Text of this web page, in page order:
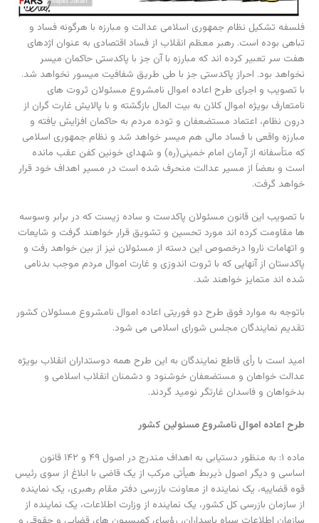
فلسفه تشکیل نظام جمهوری اسلامی عدالت و مبارزه با هرگونه فساد و
تباهی بوده است. رهبر معظم انقلاب از فساد اقتصادی به عنوان اژدهای
هفت سر تعبیر کرده اند که مبارزه با آن جز با پاکدستی حاکمان میسر
نخواهد بود. احراز پاکدستی جز با طی طریق شفافیت میسور نخواهد شد.
با تصویب و اجرای طرح اعاده اموال نامشروع مسئولان ثروت های
نامتعارف بویژه اموال کلان به بیت المال بازگشته و با پالایش غارت گران از
درون نظام، اعتماد مستضعفان و توده مردم به حاکمان افزایش یافته و
مبارزه واقعی با فساد مالی هم میسر خواهد شد و نظام جمهوری اسلامی
که متأسفانه از آرمان امام خمینی(ره) و شهدای خونین کفن عقب مانده
است و بعضاَ از مسیر عدالت منحرف شده است در مسیر اهداف خود قرار
خواهد گرفت.
با تصویب این قانون مسئولان پاکدست و ساده زیست که در برابر وسوسه
ها مقاومت کرده اند مورد تحسین و تشویق قرار خواهند گرفت و شایعات
و اتهامات ناروا درخصوص این دسته از مسئولان نیز از بین خواهد رفت و
پاکدستان از آنهایی که با ثروت اندوزی و غارت اموال مردم موجب بدنامی
شده اند متمایز خواهند شد.
باتوجه به موارد فوق طرح دو فوریتی اعاده اموال نامشروع مسئولان کشور
تقدیم نمایندگان مجلس شورای اسلامی می شود.
امید است با رأی قاطع نمایندگان به این طرح همه دوستداران انقلاب بویژه
عدالت خواهان و مستضعفان خوشنود و دشمنان انقلاب اسلامی و
بدخواهان و فاسدان غارتگر نومید گردند.
طرح اعاده اموال نامشروع مسئولین کشور
ماده ۱: به منظور دستیابی به اهداف مندرج در اصول ۴۹ و ۱۴۲ قانون
اساسی و دیگر اصول ذیربط هیأتی مرکب از یک قاضی با ابلاغ از سوی رئیس
قوه قضاییه، یک نماینده از معاونت بازرسی دفتر مقام رهبری، یک نماینده
از سازمان بازرسی کل کشور، یک نماینده از وزارت اطلاعات، یک نماینده از